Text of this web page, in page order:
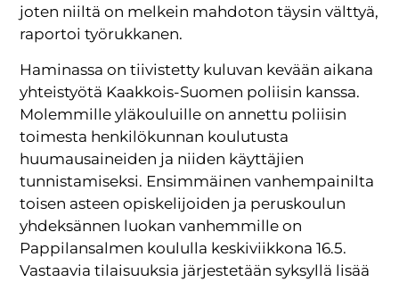
joten niiltä on melkein mahdoton täysin välttyä,
raportoi työrukkanen.
Haminassa on tiivistetty kuluvan kevään aikana
yhteistyötä Kaakkois-Suomen poliisin kanssa.
Molemmille yläkouluille on annettu poliisin
toimesta henkilökunnan koulutusta
huumausaineiden ja niiden käyttäjien
tunnistamiseksi. Ensimmäinen vanhempainilta
toisen asteen opiskelijoiden ja peruskoulun
yhdeksännen luokan vanhemmille on
Pappilansalmen koululla keskiviikkona 16.5.
Vastaavia tilaisuuksia järjestetään syksyllä lisää